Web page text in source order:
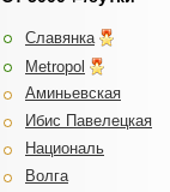
Славянка
Metropol
Аминьевская
Ибис Павелецкая
Националь
Волга